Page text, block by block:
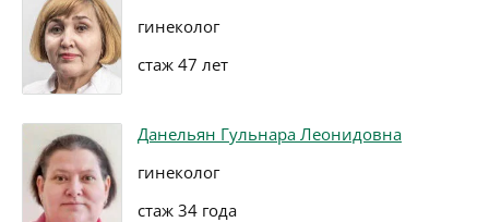
гинеколог
стаж 47 лет
Данельян Гульнара Леонидовна
гинеколог
стаж 34 года